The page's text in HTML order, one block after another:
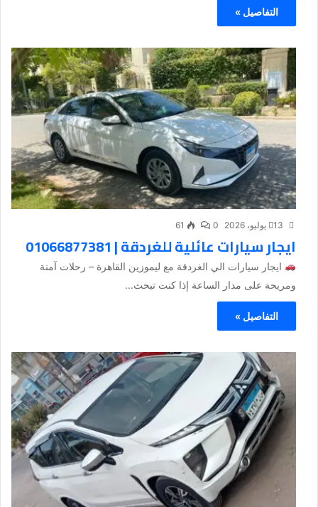
التفاصيل »
13 يوليو، 2026 0
61
ايجار سيارات عائلية للغردقة | 01066877381
ايجار سيارات الي الغردقة مع ليموزين القاهرة – رحلات آمنة
ومريحة على مدار الساعة إذا كنت تبحث...
التفاصيل »